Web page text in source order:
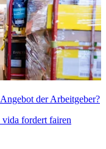
der Arbeitgeber?
vida fordert fairen